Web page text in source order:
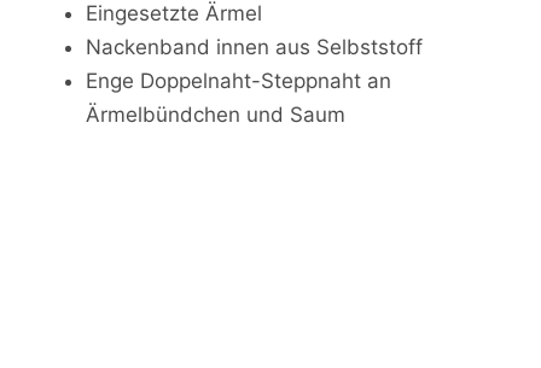
Eingesetzte Ärmel
Nackenband innen aus Selbststoff
Enge Doppelnaht-Steppnaht an
Ärmelbündchen und Saum